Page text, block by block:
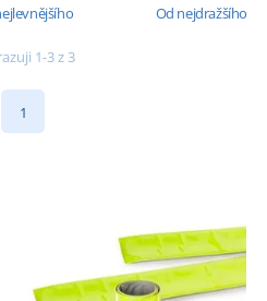
Od nejdražšího
1-3 z 3
1